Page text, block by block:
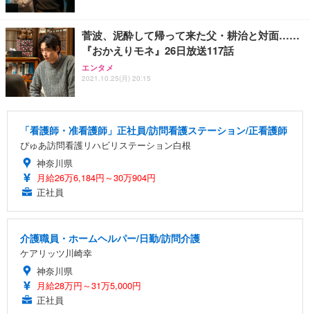
菅波、泥酔して帰って来た父・耕治と対面……
『おかえりモネ』26日放送117話
エンタメ
2021.10.25(月) 20:15
「看護師・准看護師」正社員/訪問看護ステーション/正看護師
ぴゅあ訪問看護リハビリステーション白根
神奈川県
月給26万6,184円～30万904円
正社員
介護職員・ホームヘルパー/日勤/訪問介護
ケアリッツ川崎幸
神奈川県
月給28万円～31万5,000円
正社員